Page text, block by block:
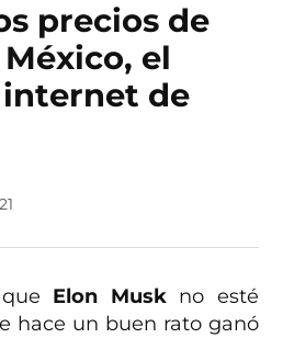
precios de
el
de
Elon Muskno esté
hace un buen rato ganó